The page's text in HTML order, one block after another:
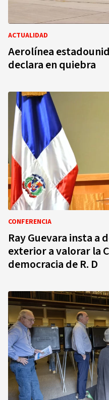
ACTUALIDAD
Aerolínea
declara en quiebra
CONFERENCIA
Ray Guevara insta a
exterior a valorar la
democracia de R. D